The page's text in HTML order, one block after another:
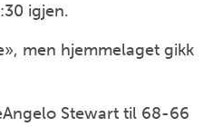
igjen.
men hjemmelaget gikk
Stewart til 68-66